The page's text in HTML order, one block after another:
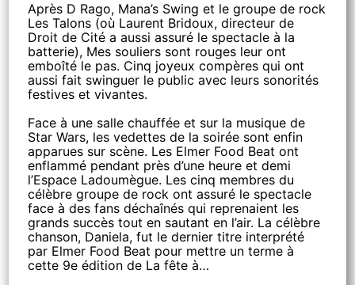
Après D Rago, Mana’s Swing et le groupe de rock
Les Talons (où Laurent Bridoux, directeur de
Droit de Cité a aussi assuré le spectacle à la
batterie), Mes souliers sont rouges leur ont
emboîté le pas. Cinq joyeux compères qui ont
aussi fait swinguer le public avec leurs sonorités
festives et vivantes.
Face à une salle chauffée et sur la musique de
Star Wars, les vedettes de la soirée sont enfin
apparues sur scène. Les Elmer Food Beat ont
enflammé pendant près d’une heure et demi
l’Espace Ladoumègue. Les cinq membres du
célèbre groupe de rock ont assuré le spectacle
face à des fans déchaînés qui reprenaient les
grands succès tout en sautant en l’air. La célèbre
chanson, Daniela, fut le dernier titre interprété
par Elmer Food Beat pour mettre un terme à
cette 9e édition de La fête à…